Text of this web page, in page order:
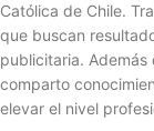
Católica de Chile.
que buscan
publicitaria. Además
comparto
elevar el nivel